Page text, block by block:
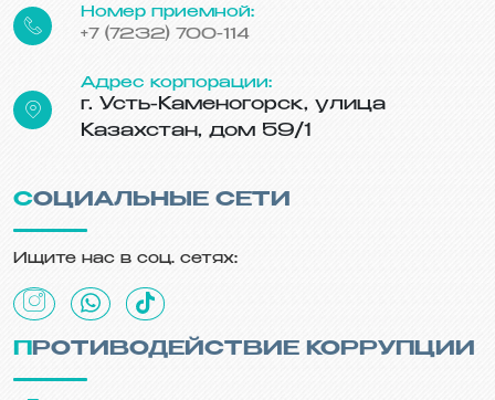
Номер приемной:
+7 (7232) 700-114
Адрес корпорации:
г. Усть-Каменогорск, улица
Казахстан, дом 59/1
СОЦИАЛЬНЫЕ СЕТИ
Ищите нас в соц. сетях:
ПРОТИВОДЕЙСТВИЕ КОРРУПЦИИ